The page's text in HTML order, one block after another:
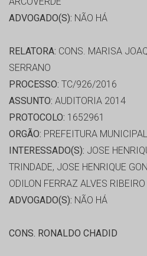
ADVOGADO(S): NÃO HÁ
RELATORA: CONS. MARISA
SERRANO
PROCESSO: TC/926/2016
ASSUNTO: AUDITORIA 2014
PROTOCOLO: 1652961
ORGÃO: PREFEITURA
INTERESSADO(S): JOSE
TRINDADE, JOSE HENRIQUE
ODILON FERRAZ ALVES RIBEIRO
ADVOGADO(S): NÃO HÁ
CONS. RONALDO CHADID